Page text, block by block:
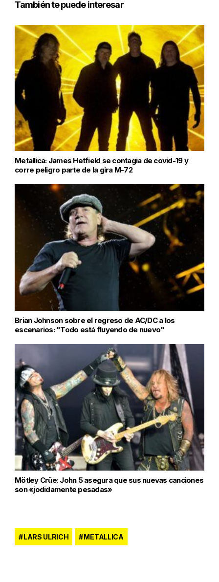
También te puede interesar
Metallica: James Hetfield se contagia de covid-19 y
corre peligro parte de la gira M-72
Brian Johnson sobre el regreso de AC/DC a los
escenarios: "Todo está fluyendo de nuevo"
Mötley Crüe: John 5 asegura que sus nuevas canciones
son «jodidamente pesadas»
LARS ULRICH METALLICA